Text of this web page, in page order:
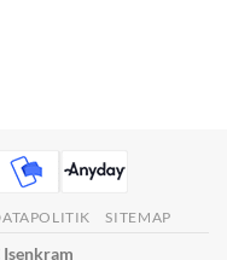
SITEMAP
Isenkram